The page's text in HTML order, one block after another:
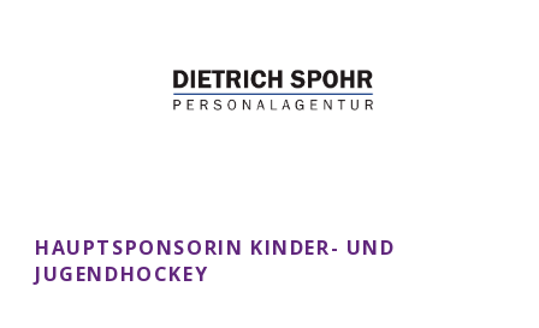
HAUPTSPONSORIN KINDER- UND
JUGENDHOCKEY